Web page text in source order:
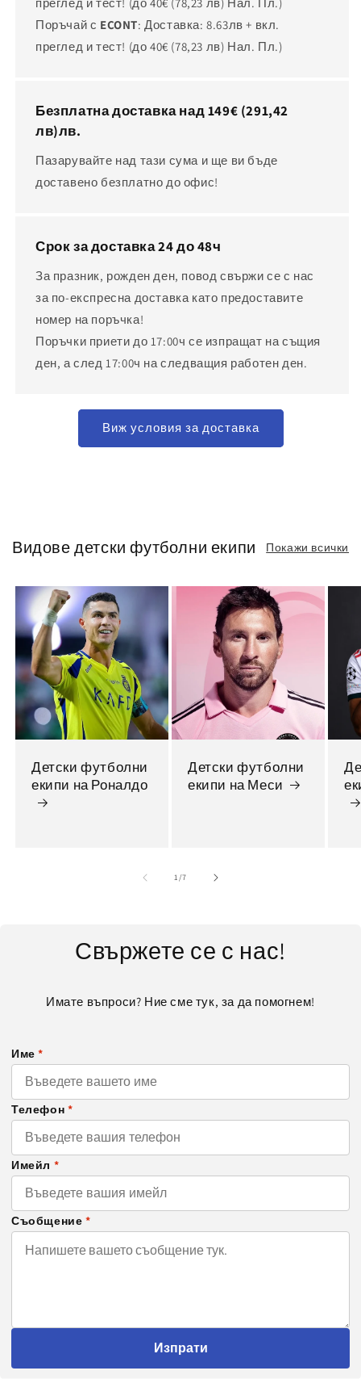
Поръчай с ECONT: Доставка: 8.63лв + вкл.
преглед и тест! (до 40€ (78,23 лв) Нал. Пл.)
Безплатна доставка над 149€ (291,42
лв)лв.
Пазарувайте над тази сума и ще ви бъде
доставено безплатно до офис!
Срок за доставка 24 до 48ч
За празник, рожден ден, повод свържи се с нас
за по-експресна доставка като предоставите
номер на поръчка!
Поръчки приети до 17:00ч се изпращат на същия
ден, а след 17:00ч на следващия работен ден.
Виж условия за доставка
Видове детски футболни екипи Покажи всички
Детски футболни
екипи на Роналдо
Детски футболни
екипи на Меси
1/от
7
Свържете се с нас!
Имате въпроси? Ние сме тук, за да помогнем!
Име*
Телефон *
Имейл *
Съобщение *
Изпрати